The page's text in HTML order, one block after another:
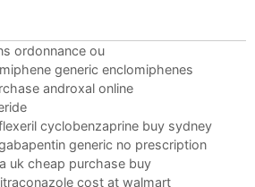
ordonnance ou
generic enclomiphenes
androxal online
cyclobenzaprine buy sydney
generic no prescription
uk cheap purchase buy
cost at walmart